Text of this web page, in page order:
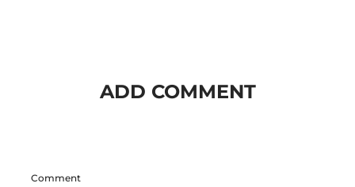
ADD COMMENT
Comment